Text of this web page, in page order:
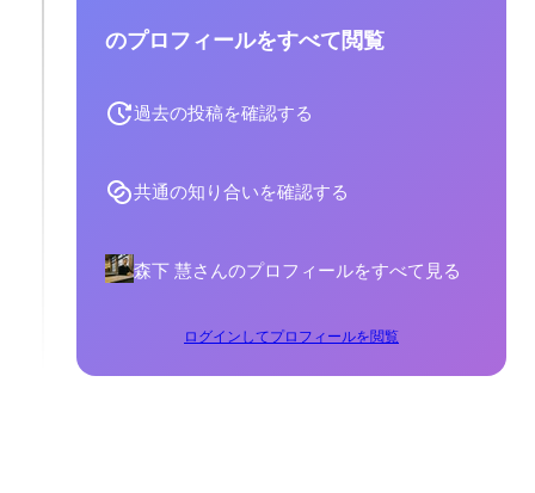
のプロフィールをすべて閲覧
過去の投稿を確認する
共通の知り合いを確認する
森下 慧さんのプロフィールをすべて見る
ログインしてプロフィールを閲覧